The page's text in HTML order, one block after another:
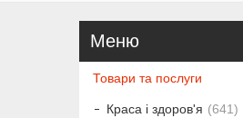
Товари та послуги
Краса і здоров'я 641